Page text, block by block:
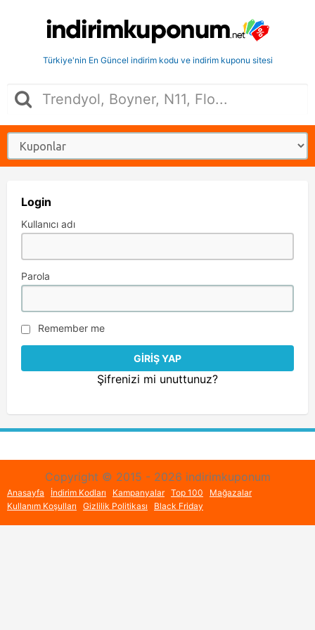
Türkiye'nin En Güncel indirim kodu ve indirim kuponu sitesi
Login
Kullanıcı adı
Parola
Remember me
Şifrenizi mi unuttunuz?
Copyright © 2015 - 2026 indirimkuponum
Anasayfa İndirim Kodları Kampanyalar Top 100
Mağazalar
Kullanım Koşulları
Gizlilik Politikası Black Friday